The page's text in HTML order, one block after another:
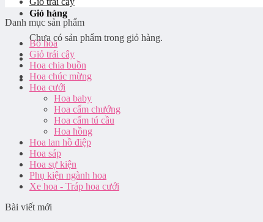
Giỏ hàng
Chưa có sản phẩm trong giỏ hàng.
Danh mục sản phẩm
Bó hoa
Giỏ trái cây
Hoa chia buồn
Hoa chúc mừng
Hoa cưới
Hoa baby
Hoa cẩm chướng
Hoa cẩm tú cầu
Hoa hồng
Hoa lan hồ điệp
Hoa sáp
Hoa sự kiện
Phụ kiện ngành hoa
Xe hoa - Tráp hoa cưới
Bài viết mới